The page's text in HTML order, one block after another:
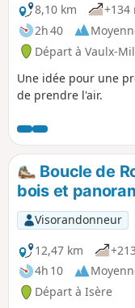
8,10 km
+134
2h 40
Départ à Vaulx-
Une idée pour une
de prendre l'air.
Boucle de
bois et
Visorandonneur
12,47 km
4h 10
Départ à Isère